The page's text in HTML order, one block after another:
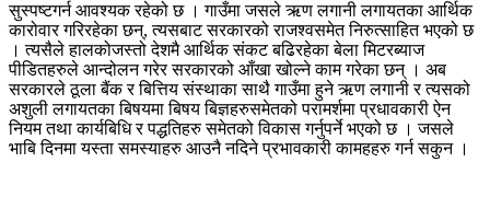
सुस्पष्टगर्न आवश्यक रहेको छ । गाउँमा जसले ऋण लगानी लगायतका आर्थिक
कारोवार गरिरहेका छन्, त्यसबाट सरकारको राजश्वसमेत निरुत्साहित भएको छ
। त्यसैले हालकोजस्तो देशमै आर्थिक संकट बढिरहेका बेला मिटरब्याज
पीडितहरुले आन्दोलन गरेर सरकारको आँखा खोल्ने काम गरेका छन् । अब
सरकारले ठूला बैंक र बित्तिय संस्थाका साथै गाउँमा हुने ऋण लगानी र त्यसको
अशुली लगायतका बिषयमा बिषय बिज्ञहरुसमेतको परामर्शमा प्रधावकारी ऐन
नियम तथा कार्यबिधि र पद्धतिहरु समेतको विकास गर्नुपर्ने भएको छ । जसले
भाबि दिनमा यस्ता समस्याहरु आउनै नदिने प्रभावकारी कामहहरु गर्न सकुन ।